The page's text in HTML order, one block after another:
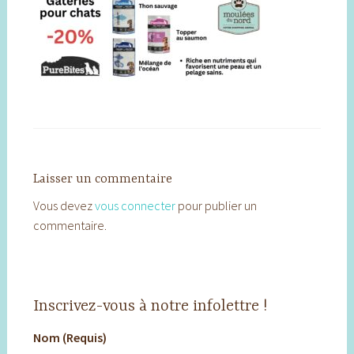
Laisser un commentaire
Vous devezvous connecterpour publier un
commentaire.
Inscrivez-vous à notre infolettre !
Nom (Requis)